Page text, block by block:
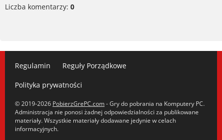
Liczba komentarzy: 0
Regulamin Reguły Porządkowe
Polityka prywatności
© 2019-2026 PobierzGrePC.com- Gry do pobrania na Komputery PC.
Administracja nie ponosi żadnej odpowiedzialności za publikowane
materiały. Wszystkie materiały dodawane jedynie w celach
informacyjnych.